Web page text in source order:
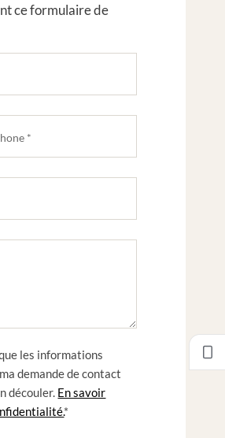
ce formulaire de
les informations
demande de contact
découler. En savoir
*